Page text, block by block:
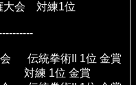
大会 対練1位
伝統拳術II 1位 金賞
金賞